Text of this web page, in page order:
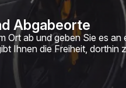
Abgabeorte
Ort ab und geben Sie es an
Ihnen die Freiheit, dorthin